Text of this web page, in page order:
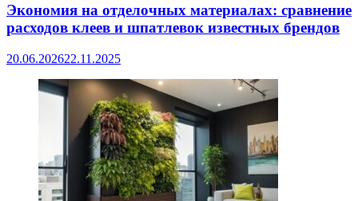
Экономия на отделочных материалах: сравнение
расходов клеев и шпатлевок известных брендов
20.06.202622.11.2025